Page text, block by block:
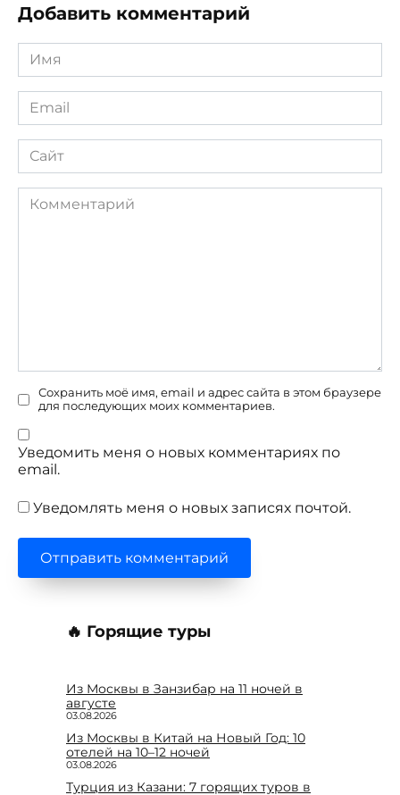
Добавить комментарий
Имя
Email
Сайт
Комментарий
Сохранить моё имя, email и адрес сайта в этом браузере
для последующих моих комментариев.
Уведомить меня о новых комментариях по
email.
Уведомлять меня о новых записях почтой.
🔥 Горящие туры
Из Москвы в Занзибар на 11 ночей в
августе
03.08.2026
Из Москвы в Китай на Новый Год: 10
отелей на 10–12 ночей
03.08.2026
Турция из Казани: 7 горящих туров в